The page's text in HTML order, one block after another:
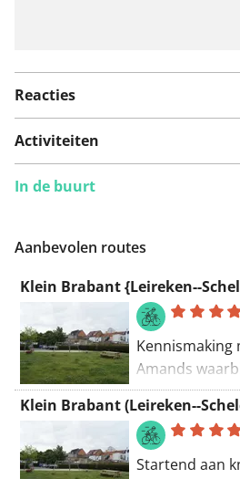
Reacties
Activiteiten
In de buurt
Aanbevolen routes
Klein Brabant {Leireken--
Kennismaking
Amands
van Lippelo,
doorkruist
vervolgens
spoorlijn
Klein Brabant (Leireken--
Startend aan